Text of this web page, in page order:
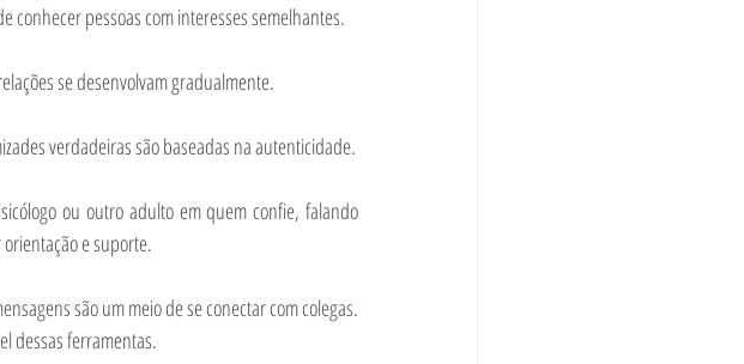
conhecer pessoas com interesses semelhantes.
se desenvolvam gradualmente.
verdadeiras são baseadas na autenticidade.
ou outro adulto em quem confie, falando
e suporte.
são um meio de se conectar com colegas.
dessas ferramentas.